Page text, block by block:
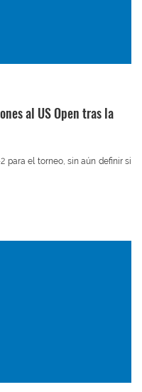
al US Open tras la
para el torneo, sin aún definir si